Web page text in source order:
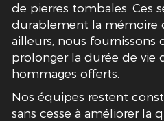
de pierres tombales. Ces
durablement la mémoire
ailleurs, nous fournissons
prolonger la durée de vie
hommages offerts.
Nos équipes restent
sans cesse à améliorer la